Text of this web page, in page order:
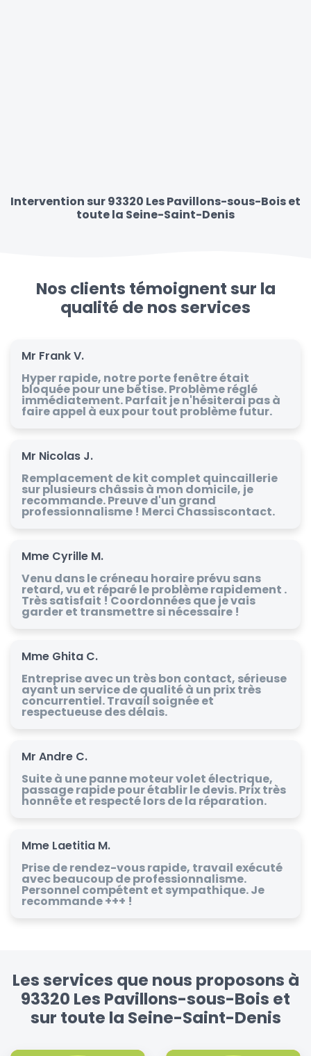
Intervention sur 93320 Les Pavillons-sous-Bois et
toute la Seine-Saint-Denis
Nos clients témoignent sur la
qualité de nos services
Mr Frank V.
Hyper rapide, notre porte fenêtre était
bloquée pour une bêtise. Problème réglé
immédiatement. Parfait je n'hésiterai pas à
faire appel à eux pour tout problème futur.
Mr Nicolas J.
Remplacement de kit complet quincaillerie
sur plusieurs châssis à mon domicile, je
recommande. Preuve d'un grand
professionnalisme ! Merci Chassiscontact.
Mme Cyrille M.
Venu dans le créneau horaire prévu sans
retard, vu et réparé le problème rapidement .
Très satisfait ! Coordonnées que je vais
garder et transmettre si nécessaire !
Mme Ghita C.
Entreprise avec un très bon contact, sérieuse
ayant un service de qualité à un prix très
concurrentiel. Travail soignée et
respectueuse des délais.
Mr Andre C.
Suite à une panne moteur volet électrique,
passage rapide pour établir le devis. Prix très
honnête et respecté lors de la réparation.
Mme Laetitia M.
Prise de rendez-vous rapide, travail exécuté
avec beaucoup de professionnalisme.
Personnel compétent et sympathique. Je
recommande +++ !
Les services que nous proposons à
93320 Les Pavillons-sous-Bois et
sur toute la Seine-Saint-Denis